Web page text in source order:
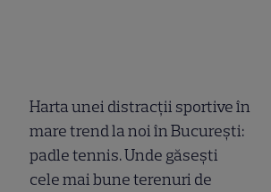
Harta unei distracții sportive în
mare trend la noi în București:
padle tennis. Unde găsești
cele mai bune terenuri de